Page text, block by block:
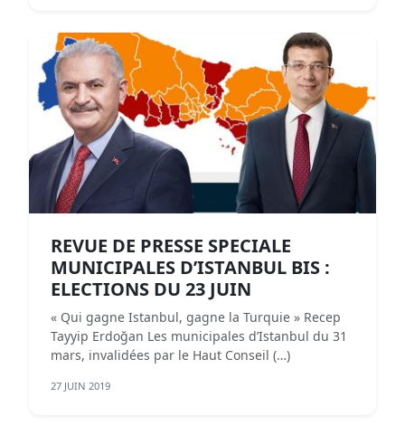
REVUE DE PRESSE SPECIALE
MUNICIPALES D’ISTANBUL BIS :
ELECTIONS DU 23 JUIN
« Qui gagne Istanbul, gagne la Turquie » Recep
Tayyip Erdoğan Les municipales d’Istanbul du 31
mars, invalidées par le Haut Conseil (…)
27 JUIN 2019